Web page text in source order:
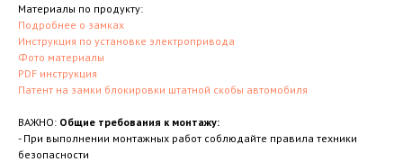
Материалы по продукту:
Подробнее о замках
Инструкция по установке электропривода
Фото материалы
PDF инструкция
Патент на замки блокировки штатной скобы автомобиля
ВАЖНО: Общие требования к монтажу:
- При выполнении монтажных работ соблюдайте правила техники
безопасности